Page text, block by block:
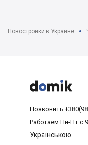
Новостройки в Украине



Позвонить
Работаем Пн-Пт с
Українською